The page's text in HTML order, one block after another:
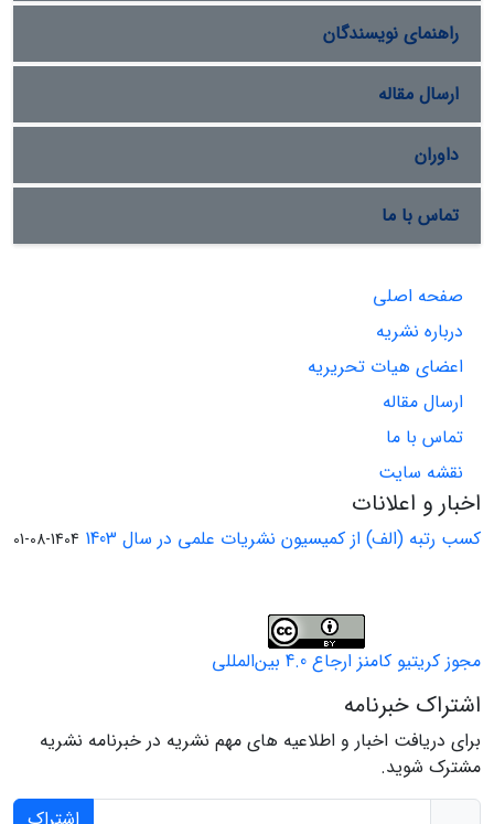
راهنمای نویسندگان
ارسال مقاله
داوران
تماس با ما
صفحه اصلی
درباره نشریه
اعضای هیات تحریریه
ارسال مقاله
تماس با ما
نقشه سایت
اخبار و اعلانات
کسب رتبه (الف) از کمیسیون نشریات علمی در سال 1403 1404-08-01
مجوز کریتیو کامنز ارجاع 4.0 بین‌المللی
اشتراک خبرنامه
برای دریافت اخبار و اطلاعیه های مهم نشریه در خبرنامه نشریه
مشترک شوید.